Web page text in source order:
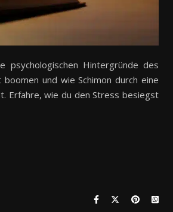
Hintergründe des
und wie Schimon durch eine
Erfahre, wie du den Stress besiegst